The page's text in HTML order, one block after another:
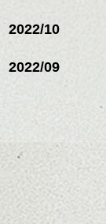
2022/10
2022/09